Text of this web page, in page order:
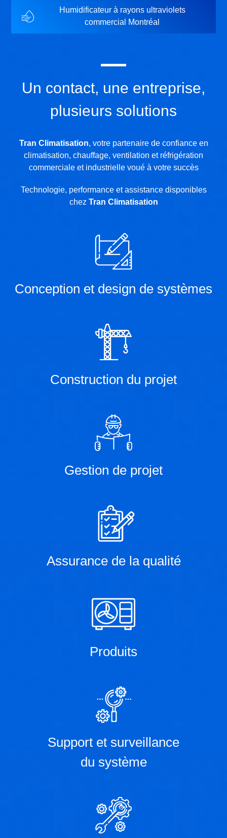
Humidificateur à rayons ultraviolets
commercial Montréal
Un contact, une entreprise,
plusieurs solutions
Tran Climatisation, votre partenaire de confiance en
climatisation, chauffage, ventilation et réfrigération
commerciale et industrielle voué à votre succès
Technologie, performance et assistance disponibles
chez Tran Climatisation
Conception et design de systèmes
Construction du projet
Gestion de projet
Assurance de la qualité
Produits
Support et surveillance
du système